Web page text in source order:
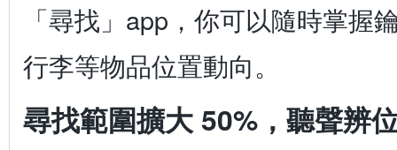
「尋找」app，你可以隨時掌握
行李等物品位置動向。
尋找範圍擴大 50%，聽聲辨